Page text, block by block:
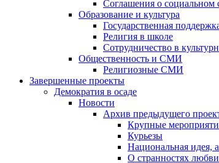
Соглашения о социальном
Образование и культура
Государственная
Религия в школе
Сотрудничество в
Общественность и СМИ
Религиозные СМИ
Завершенные проекты
Демократия в осаде
Новости
Архив предыдущего
Крупные
Курьезы
Национальная идея,
О странностях